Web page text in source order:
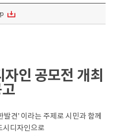
인 공모전 개최
견’ 이라는 주제로 시민과 함께
시디자인으로